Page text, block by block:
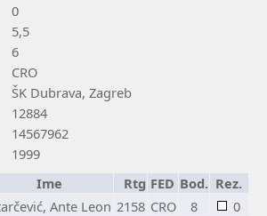
0
5,5
6
CRO
ŠK Dubrava, Zagreb
12884
14567962
1999
Ime Rtg FED Bod. Rez.
Ante Leon 2158 CRO 8
0